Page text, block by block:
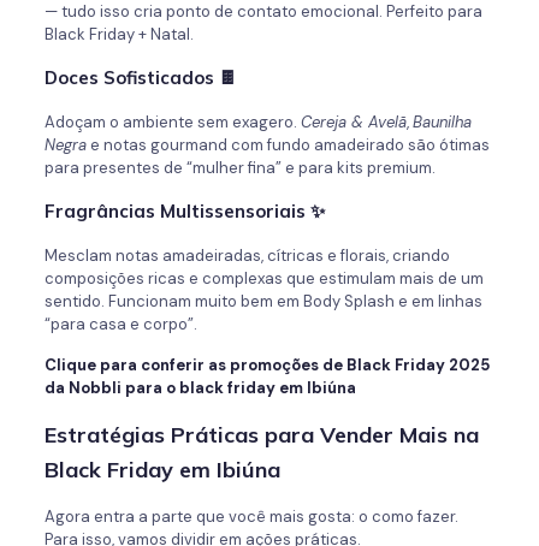
— tudo isso cria ponto de contato emocional. Perfeito para
Black Friday + Natal.
Doces Sofisticados 🍫
Adoçam o ambiente sem exagero. Cereja & Avelã,Baunilha
Negrae notas gourmand com fundo amadeirado são ótimas
para presentes de “mulher fina” e para kits premium.
Fragrâncias Multissensoriais ✨
Mesclam notas amadeiradas, cítricas e florais, criando
composições ricas e complexas que estimulam mais de um
sentido. Funcionam muito bem em Body Splash e em linhas
“para casa e corpo”.
Clique para conferir as promoções de Black Friday 2025
da Nobbli para o black friday em Ibiúna
Estratégias Práticas para Vender Mais na
Black Friday em Ibiúna
Agora entra a parte que você mais gosta: o como fazer.
Para isso, vamos dividir em ações práticas.